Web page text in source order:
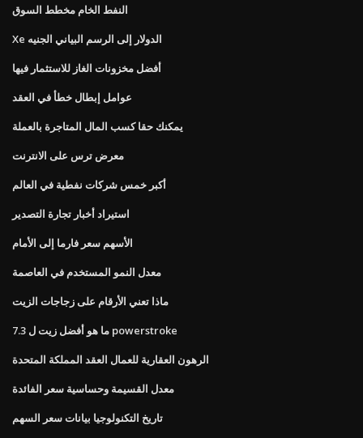
النفط الخام مخطط السوق
Xe الدولار إلى الرسم البياني الجنيه
أفضل مخزونات الغاز للاستثمار فيها
عوامل إبطال خطأ في العقد
يمكنك حقا كسب المال المتاجرة بالعملة
معرض ترس على الانترنت
أكبر خمس شركات نفطية في العالم
استيراد أخبار تجارة التصدير
الأسهم سعر فارما إلى الأمام
معدل النمو المستخدم في العاصمة
ماذا تعني الأرقام على زجاجات الزيت
ما هو أفضل زيت ل 7.3 powerstroke
الرهون العقارية للعمال العقد المملكة المتحدة
معدل القسيمة وحساسية سعر الفائدة
تاريخ التكنولوجيا بيانات سعر السهم